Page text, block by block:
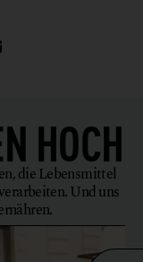
HOCH
die Lebensmittel
Und uns